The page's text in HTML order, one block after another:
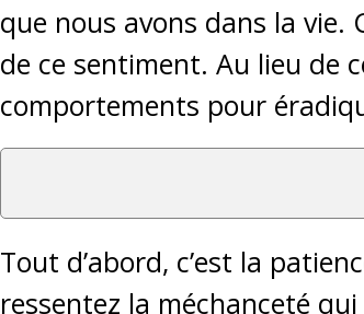
que nous avons dans la vie.
de ce sentiment. Au lieu de
comportements pour
Tout d’abord, c’est la
ressentez la méchanceté